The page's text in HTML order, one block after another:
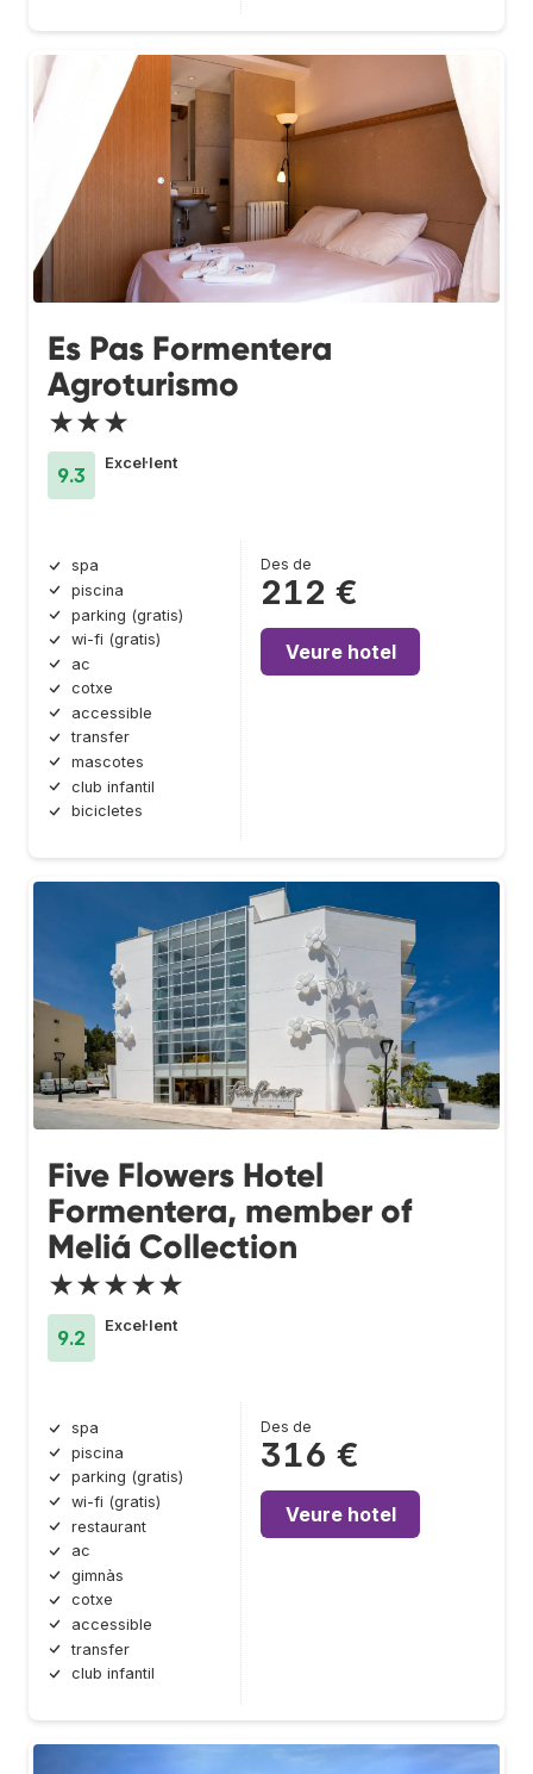
Es Pas Formentera
Agroturismo
★★★
9.3
Excel·lent
spa
piscina
parking (gratis)
wi-fi (gratis)
ac
cotxe
accessible
transfer
mascotes
club infantil
bicicletes
Des de
212 €
Veure hotel
Five Flowers Hotel
Formentera, member of
Meliá Collection
★★★★★
9.2
Excel·lent
spa
piscina
parking (gratis)
wi-fi (gratis)
restaurant
ac
gimnàs
cotxe
accessible
transfer
club infantil
Des de
316 €
Veure hotel